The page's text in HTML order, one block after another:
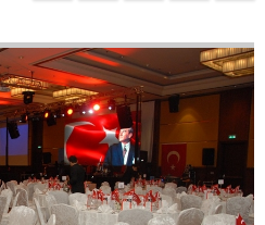
87 193